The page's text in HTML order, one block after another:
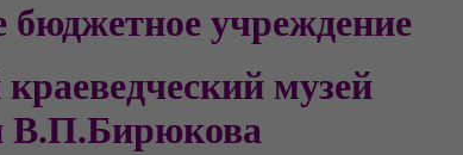
бюджетное учреждение
краеведческий музей
В.П.Бирюкова